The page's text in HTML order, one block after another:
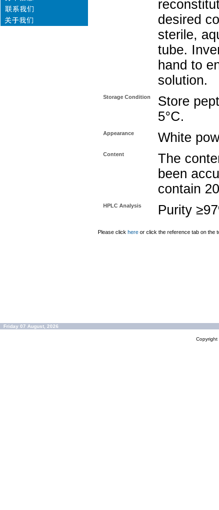
desired
sterile,
tube.
hand to
solution.
Storage Condition
Store
5°C.
Appearance White
Content
The
been
contain
HPLC Analysis Purity
Please click here or click the reference tab on the
Friday 07 August, 2026